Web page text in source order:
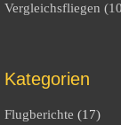
Vergleichsfliegen
Kategorien
Flugberichte (17)